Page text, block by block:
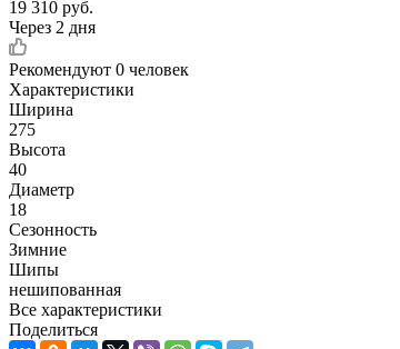
19 310 руб.
Через 2 дня
Рекомендуют 0 человек
Характеристики
Ширина
275
Высота
40
Диаметр
18
Сезонность
Зимние
Шипы
нешипованная
Все характеристики
Поделиться